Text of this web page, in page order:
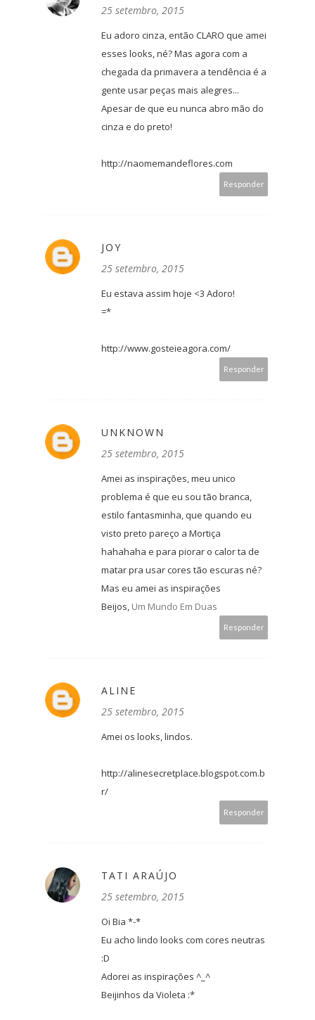
25 setembro, 2015
Eu adoro cinza, então CLARO que amei
esses looks, né? Mas agora com a
chegada da primavera a tendência é a
gente usar peças mais alegres...
Apesar de que eu nunca abro mão do
cinza e do preto!
http://naomemandeflores.com
Responder
JOY
25 setembro, 2015
Eu estava assim hoje <3 Adoro!
=*
http://www.gosteieagora.com/
Responder
UNKNOWN
25 setembro, 2015
Amei as inspirações, meu unico
problema é que eu sou tão branca,
estilo fantasminha, que quando eu
visto preto pareço a Mortiça
hahahaha e para piorar o calor ta de
matar pra usar cores tão escuras né?
Mas eu amei as inspirações
Beijos, Um Mundo Em Duas
Responder
ALINE
25 setembro, 2015
Amei os looks, lindos.
http://alinesecretplace.blogspot.com.b
r/
Responder
TATI ARAÚJO
25 setembro, 2015
Oi Bia *-*
Eu acho lindo looks com cores neutras
:D
Adorei as inspirações ^_^
Beijinhos da Violeta :*